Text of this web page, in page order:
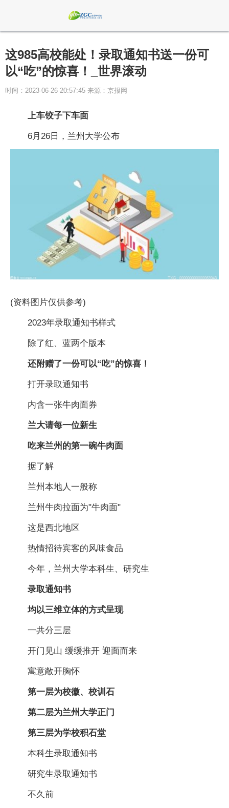
这985高校能处！录取通知书送一份可
以“吃”的惊喜！_世界滚动
时间：2023-06-26 20:57:45 来源：京报网
上车饺子下车面
6月26日，兰州大学公布
(资料图片仅供参考)
2023年录取通知书样式
除了红、蓝两个版本
还附赠了一份可以“吃”的惊喜！
打开录取通知书
内含一张牛肉面券
兰大请每一位新生
吃来兰州的第一碗牛肉面
据了解
兰州本地人一般称
兰州牛肉拉面为"牛肉面"
这是西北地区
热情招待宾客的风味食品
今年，兰州大学本科生、研究生
录取通知书
均以三维立体的方式呈现
一共分三层
开门见山 缓缓推开 迎面而来
寓意敞开胸怀
第一层为校徽、校训石
第二层为兰州大学正门
第三层为学校积石堂
本科生录取通知书
研究生录取通知书
不久前